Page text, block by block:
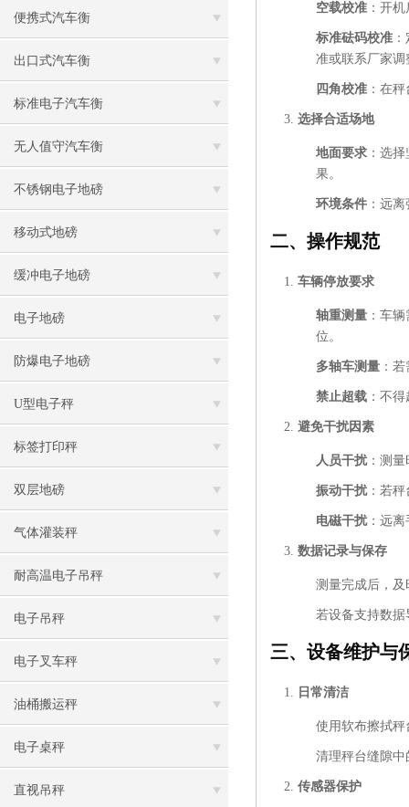
便携式汽车衡
出口式汽车衡
标准电子汽车衡
无人值守汽车衡
不锈钢电子地磅
移动式地磅
缓冲电子地磅
电子地磅
防爆电子地磅
U型电子秤
标签打印秤
双层地磅
气体灌装秤
耐高温电子吊秤
电子吊秤
电子叉车秤
油桶搬运秤
电子桌秤
直视吊秤
空载校准 ：开
标准砝码校准
准或联系厂家调
四角校准 ：在
选择合适场地
地面要求 ：选
果。
环境条件 ：远
二、操作规范
车辆停放要求
轴重测量 ：车
位。
多轴车测量 ：
禁止超载 ：不
避免干扰因素
人员干扰：测量
振动干扰：若秤
电磁干扰：远离
数据记录与保存
测量完成后，
若设备支持数
三、设备维护与
日常清洁
使用软布擦拭
清理秤台缝隙
传感器保护